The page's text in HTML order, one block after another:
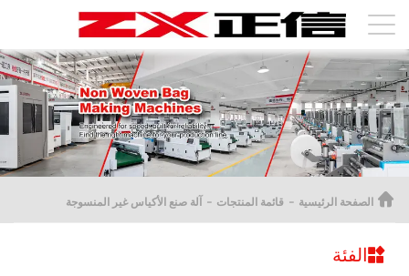
الصفحة الرئيسية قائمة المنتجات آلة صنع الأكياس غير المنسوجة
الفئة